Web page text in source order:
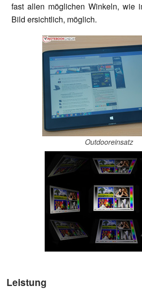
fast allen möglichen Winkeln, wie
Bild ersichtlich, möglich.
Outdooreinsatz
Leistung